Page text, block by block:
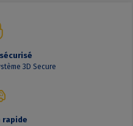
3D Secure
rapide